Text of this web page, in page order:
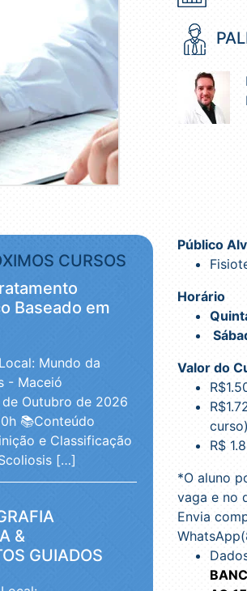
CURSOS
Baseado em
Local: Mundo da
- Maceió
Outubro de 2026
📚Conteúdo
e Classificação
[…]
&
GUIADOS
Público
Horário
Valor do
R$
*O aluno
vaga e no
Envia